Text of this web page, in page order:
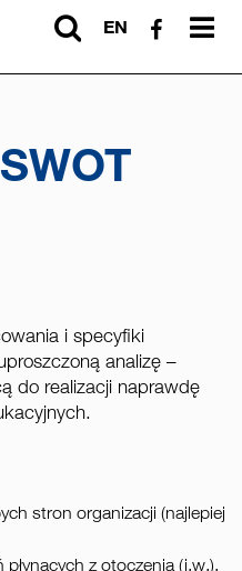
EN
i specyfiki
analizę –
do realizacji naprawdę
stron organizacji (najlepiej
z otoczenia (j.w.).